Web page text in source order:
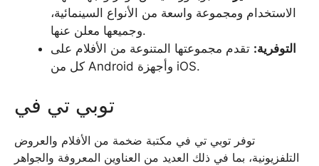
الاستخدام ومجموعة واسعة من الأنواع السينمائية،
وجميعها معلن عنها.
التوفرية: تقدم مجموعتها المتنوعة من الأفلام على
كل من Android وأجهزة iOS.
توبي تي في
توفر توبي تي في مكتبة ضخمة من الأفلام والعروض
التلفزيونية، بما في ذلك العديد من العناوين المعروفة والجواهر